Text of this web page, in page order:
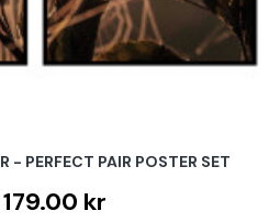
- PERFECT PAIR POSTER SET
179.00 kr